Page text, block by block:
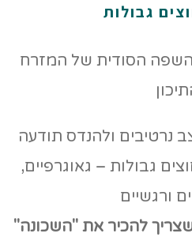
גבולות
הסודית של המזרח
נרטיבים ולהנדס תודעה
גבולות – גאוגרפיים,
ורגשיים
להכיר את "השכונה"